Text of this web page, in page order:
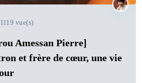
1119 vue(s)
Amessan Pierre]
et frère de cœur, une vie